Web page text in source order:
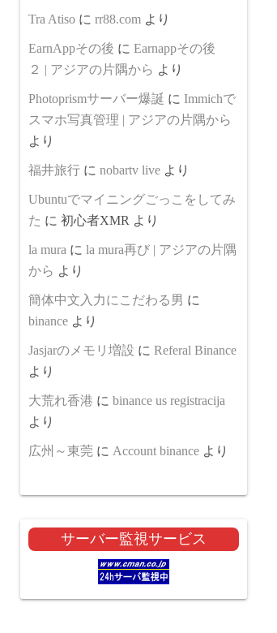
Tra Atiso に rr88.com より
EarnAppその後 に Earnappその後
２ | アジアの片隅から より
Photoprismサーバー爆誕 に Immichで
スマホ写真管理 | アジアの片隅から
より
福井旅行 に nobartv live より
Ubuntuでマイニングごっこをしてみ
た に 初心者XMR より
la mura に la mura再び | アジアの片隅
から より
簡体中文入力にこだわる男 に
binance より
Jasjarのメモリ増設 に Referal Binance
より
大荒れ香港 に binance us registracija
より
広州～東莞 に Account binance より
サーバー監視サービス